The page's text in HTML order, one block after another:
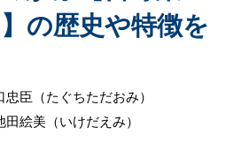
】の歴史や特徴を
臣（たぐちただおみ）
絵美（いけだえみ）